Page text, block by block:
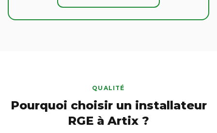
QUALITÉ
Pourquoi choisir un installateur
RGE à Artix ?